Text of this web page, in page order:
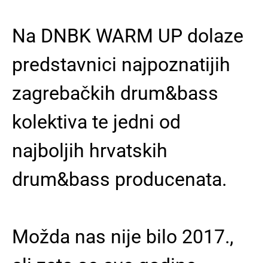
Na DNBK WARM UP dolaze
predstavnici najpoznatijih
zagrebačkih drum&bass
kolektiva te jedni od
najboljih hrvatskih
drum&bass producenata.
Možda nas nije bilo 2017.,